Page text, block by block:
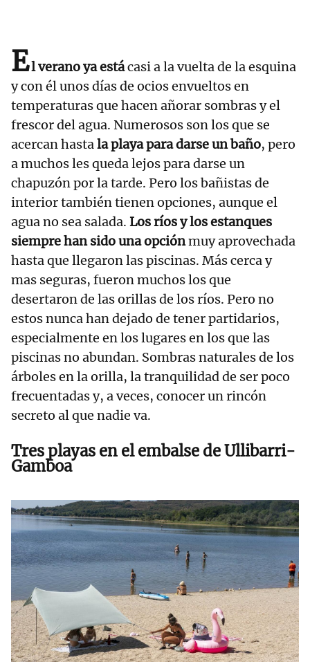
El verano ya estácasi a la vuelta de la esquina
y con él unos días de ocios envueltos en
temperaturas que hacen añorar sombras y el
frescor del agua. Numerosos son los que se
acercan hastala playa para darse un baño, pero
a muchos les queda lejos para darse un
chapuzón por la tarde. Pero los bañistas de
interior también tienen opciones, aunque el
agua no sea salada. Los ríos y los estanques
siempre han sido una opciónmuy aprovechada
hasta que llegaron las piscinas. Más cerca y
mas seguras, fueron muchos los que
desertaron de las orillas de los ríos. Pero no
estos nunca han dejado de tener partidarios,
especialmente en los lugares en los que las
piscinas no abundan. Sombras naturales de los
árboles en la orilla, la tranquilidad de ser poco
frecuentadas y, a veces, conocer un rincón
secreto al que nadie va.
Tres playas en el embalse de Ullibarri-
Gamboa